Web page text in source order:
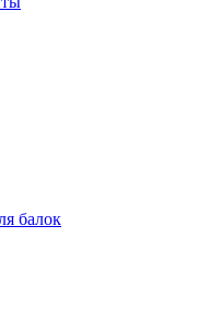
балок